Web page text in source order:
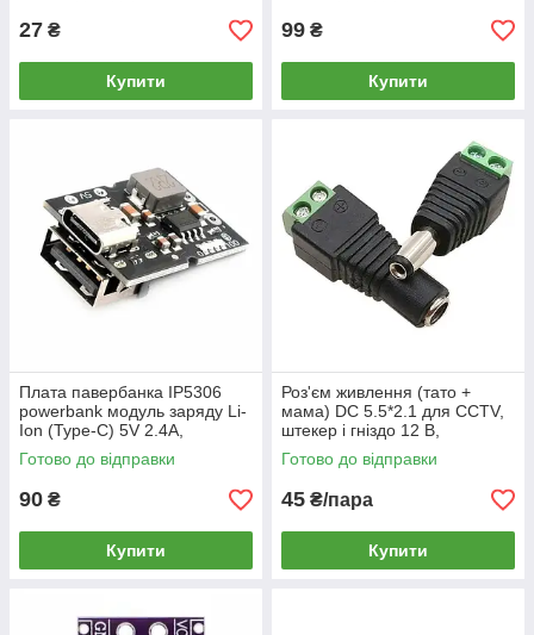
27 ₴
Купити
99 ₴
Купити
Плата павербанка IP5306
powerbank модуль заряду Li-
Ion (Type-C) 5V 2.4A,
підвищуючий DC-DC
перетворювач 4.2В
Готово до відправки
90 ₴
Купити
Роз'єм живлення (тато +
мама) DC 5.5*2.1 для CCTV,
штекер і гніздо 12 В,
перехідник-адаптер для
відеоспостереження
Готово до відправки
45 ₴/пара
Купити